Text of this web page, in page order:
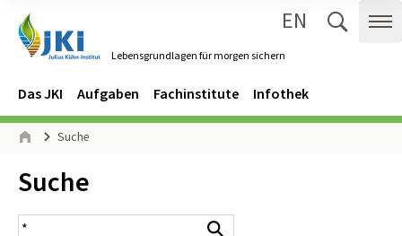
Lebensgrundlagen für morgen sichern
EN
Navigation
Hauptmenü
Das JKI Aufgaben Fachinstitute Infothek
Seitenpfad
Suche
Inhalt:
Suche
Suchergebnis